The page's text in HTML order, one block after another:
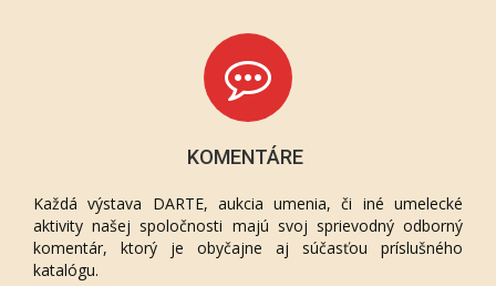
KOMENTÁRE
Každá výstava DARTE, aukcia umenia, či iné umelecké
aktivity našej spoločnosti majú svoj sprievodný odborný
komentár, ktorý je obyčajne aj súčasťou príslušného
katalógu.